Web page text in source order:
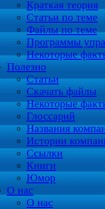
Краткая теория
Статьи по теме
Файлы по теме
Программы
Некоторые
Полезно
Статьи
Скачать файлы
Некоторые
Глоссарий
Названия
Истории
Ссылки
Книги
Юмор
О нас
О нас